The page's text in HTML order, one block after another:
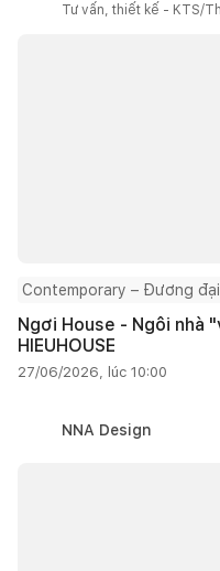
Tư vấn, thiết kế - KTS/
Contemporary – Đương đại
Ngơi House - Ngôi
HIEUHOUSE
27/06/2026, lúc 10:00
NNA Design